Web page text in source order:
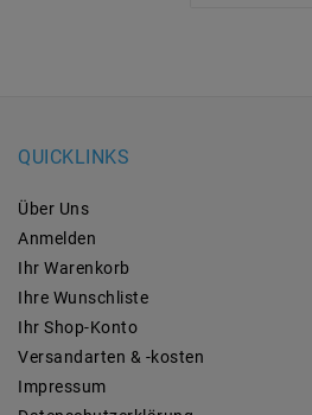
QUICKLINKS
Über Uns
Anmelden
Ihr Warenkorb
Ihre Wunschliste
Ihr Shop-Konto
Versandarten & -kosten
Impressum